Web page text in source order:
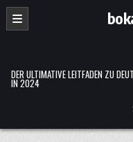
Skip
content
DER ULTIMATIVE LEITFADEN ZU
IN 2024